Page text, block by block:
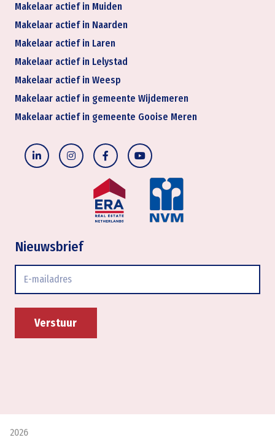
Makelaar actief in Muiden
Makelaar actief in Naarden
Makelaar actief in Laren
Makelaar actief in Lelystad
Makelaar actief in Weesp
Makelaar actief in gemeente Wijdemeren
Makelaar actief in gemeente Gooise Meren
Nieuwsbrief
2026